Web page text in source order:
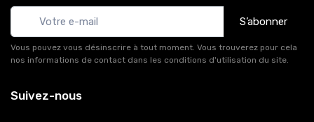
S’abonner
Vous pouvez vous désinscrire à tout moment. Vous trouverez pour cela
nos informations de contact dans les conditions d'utilisation du site.
Suivez-nous